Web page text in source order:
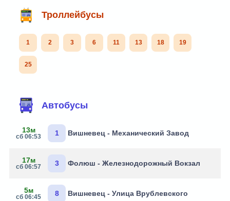
Троллейбусы
1 2 3 6 11 13 18 19
25
Автобусы
13м
сб 06:53 1 Вишневец - Механический Завод
17м
сб 06:57 3 Фолюш - Железнодорожный Вокзал
5м
сб 06:45 8 Вишневец - Улица Врублевского